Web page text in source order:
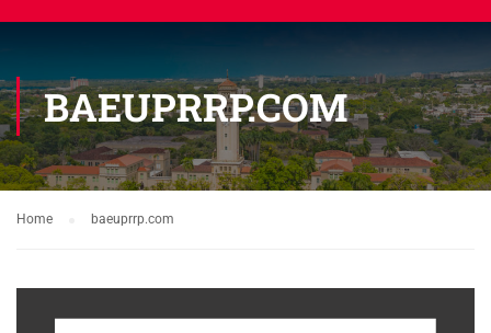
BAEUPRRP.COM
Home baeuprrp.com